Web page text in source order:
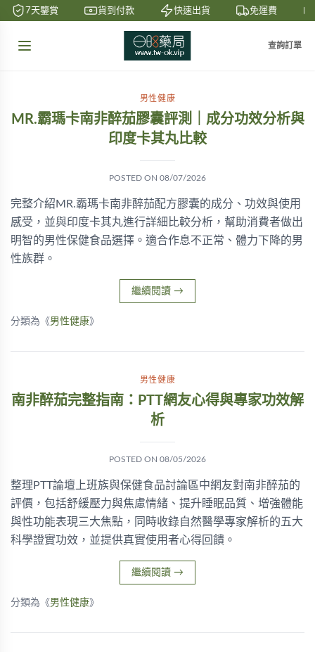
7天鑒賞 貨到付款 快速出貨 免運費
查詢訂單
男性健康
MR.霸瑪卡南非醉茄膠囊評測｜成分功效分析與
印度卡其丸比較
POSTED ON 08/07/2026
完整介紹MR.霸瑪卡南非醉茄配方膠囊的成分、功效與使用
感受，並與印度卡其丸進行詳細比較分析，幫助消費者做出
明智的男性保健食品選擇。適合作息不正常、體力下降的男
性族群。
繼續閱讀 →
分類為《男性健康》
男性健康
南非醉茄完整指南：PTT網友心得與專家功效解
析
POSTED ON 08/05/2026
整理PTT論壇上班族與保健食品討論區中網友對南非醉茄的
評價，包括舒緩壓力與焦慮情緒、提升睡眠品質、增強體能
與性功能表現三大焦點，同時收錄自然醫學專家解析的五大
科學證實功效，並提供真實使用者心得回饋。
繼續閱讀 →
分類為《男性健康》